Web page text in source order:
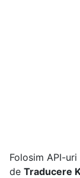
Folosim API-
de Traducere